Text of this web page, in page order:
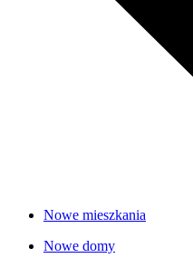
Nowe mieszkania
Nowe domy